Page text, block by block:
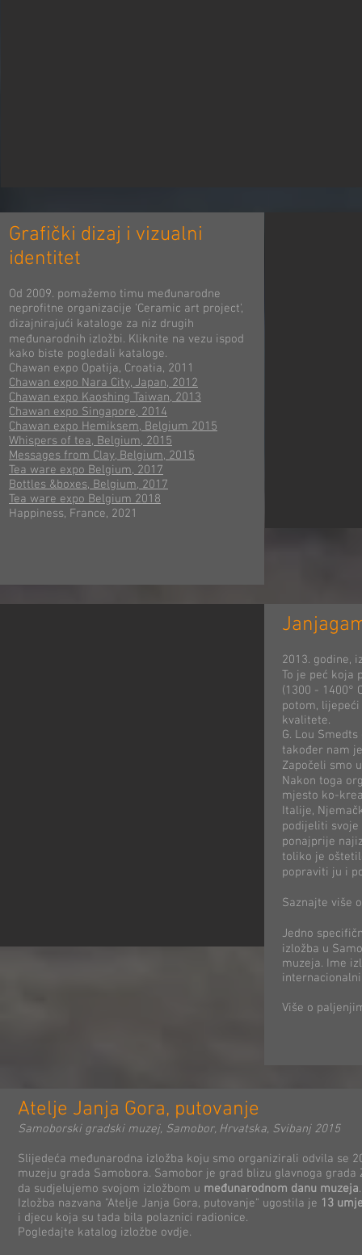
Grafički dizaj i vizualni
identitet
Od 2009. pomažemo timu međunarodne
neprofitne organizacije 'Ceramic art project',
dizajnirajući kataloge za niz drugih
međunarodnih izložbi. Kliknite na vezu ispod
kako biste pogledali kataloge.
Chawan expo Opatija, Croatia, 2011
Chawan expo Nara City, Japan, 2012
Chawan expo Kaoshing Taiwan, 2013
Chawan expo Singapore, 2014
Chawan expo Hemiksem, Belgium 2015
Whispers of tea, Belgium, 2015
Messages from Clay, Belgium, 2015
Tea ware expo Belgium, 2017
Bottles &boxes, Belgium, 2017
Tea ware expo Belgium 2018
Happiness, France, 2021
2013. godine,
To je peć koja
(1300 - 1400°
potom,
kvalitete.
G. Lou
također nam
Započeli smo
Nakon toga
mjesto ko-
Italije,
podijeliti
ponajprije
toliko je
popraviti ju i
Saznajte više
Jedno
izložba u
muzeja. Ime
Više o
Atelje Janja Gora, putovanje
Samoborski gradski muzej, Samobor, Hrvatska, Svibanj 2015
Slijedeća međunarodna izložba koju smo organizirali odvila se
muzeju grada Samobora. Samobor je grad blizu glavnoga grada
da sudjelujemo svojom izložbom u međunarodnom danu muzeja.
Izložba nazvana "Atelje Janja Gora, putovanje" ugostila je 13
i djecu koja su tada bila polaznici radionice.
Pogledajte katalog izložbe ovdje.